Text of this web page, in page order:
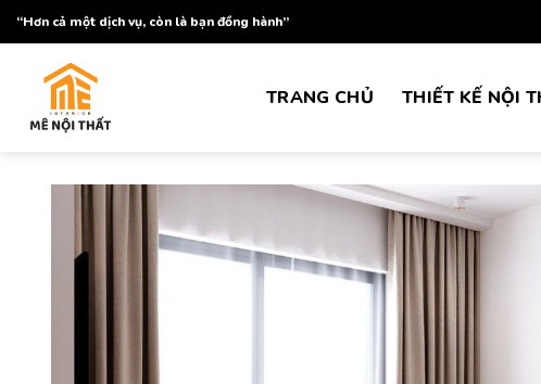
Skip
to
content
“Hơn cả một dịch vụ, còn là bạn đồng hành”
TRANG CHỦ THIẾT KẾ NỘI